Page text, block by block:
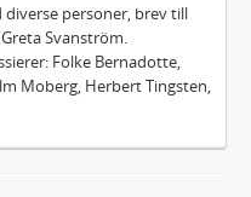
personer, brev till
Svanström.
Folke Bernadotte,
Moberg, Herbert Tingsten,